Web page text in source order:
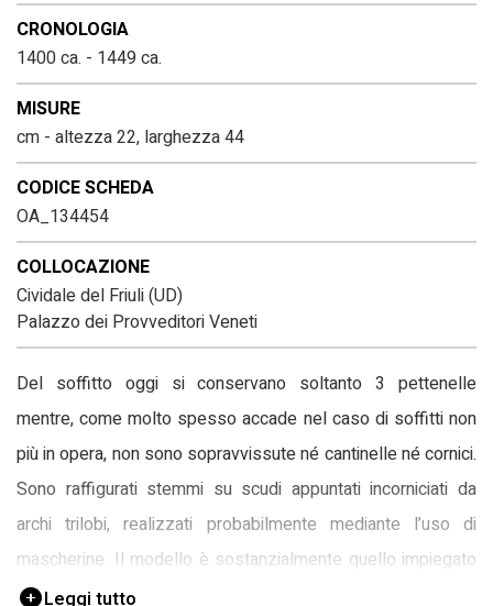
CRONOLOGIA
1400 ca. - 1449 ca.
MISURE
cm - altezza 22, larghezza 44
CODICE SCHEDA
OA_134454
COLLOCAZIONE
Cividale del Friuli (UD)
Palazzo dei Provveditori Veneti
Del soffitto oggi si conservano soltanto 3 pettenelle
mentre, come molto spesso accade nel caso di soffitti non
più in opera, non sono sopravvissute né cantinelle né cornici.
Sono raffigurati stemmi su scudi appuntati incorniciati da
archi trilobi, realizzati probabilmente mediante l’uso di
mascherine. Il modello è sostanzialmente quello impiegato
anche nei soffitti de Claricini Dornpacher e de Puppi a
Leggi tutto